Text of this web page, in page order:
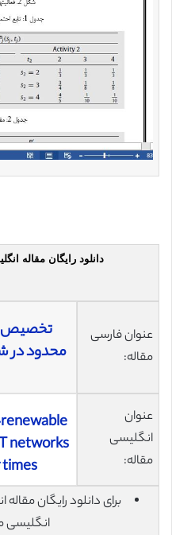
دانلود رایگان مقاله
عنوان فارسی
مقاله:
تخصیص
عنوان
انگلیسی
مقاله:
networks
انگلیسی